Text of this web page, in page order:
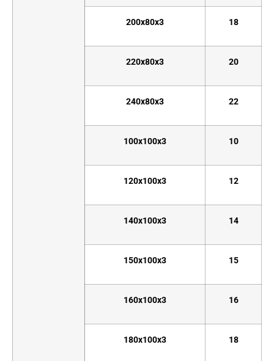
200x80x3 18
220x80x3 20
240x80x3 22
100x100x3 10
120x100x3 12
140x100x3 14
150x100x3 15
160x100x3 16
180x100x3 18